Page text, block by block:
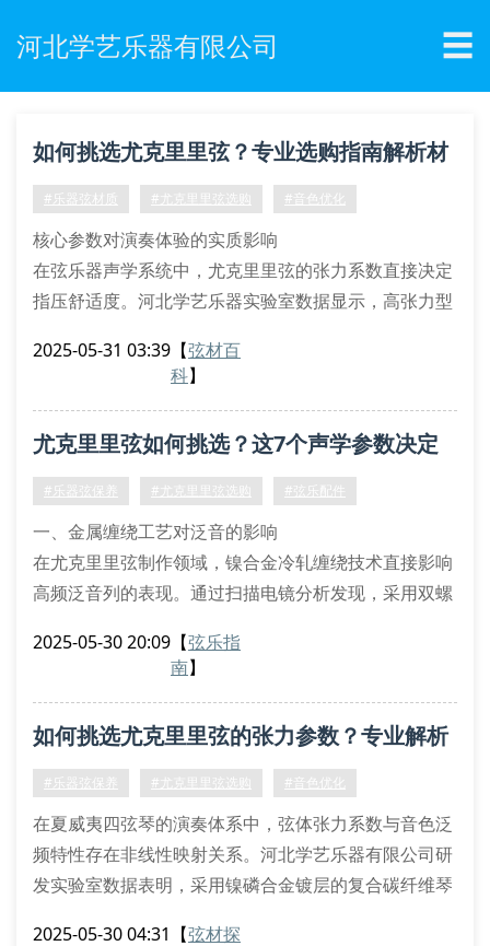
河北学艺乐器有限公司 ☰
如何挑选尤克里里弦？专业选购指南解析材
质差异
#乐器弦材质 #尤克里里弦选购 #音色优化
核心参数对演奏体验的实质影响
在弦乐器声学系统中，尤克里里弦的张力系数直接决定
指压舒适度。河北学艺乐器实验室数据显示，高张力型
23%，但需要配合琴颈曲度补偿技术使用。值得注意的
材质类型与频谱特征关联性
氟碳聚合物复合弦：在2000-4000hz频段呈现独特
2025-05-31 03:39 【弦材百
科】
尤克里里弦如何挑选？这7个声学参数决定
音色差异
#乐器弦保养 #尤克里里弦选购 #弦乐配件
一、金属缠绕工艺对泛音的影响
在尤克里里弦制作领域，镍合金冷轧缠绕技术直接影响
高频泛音列的表现。通过扫描电镜分析发现，采用双螺
度，这与磷铜材质的晶相结构密切相关。国际声学协会
二、张力系数与指板曲率匹配
专业演奏者需关注琴弦张力与指板r
2025-05-30 20:09 【弦乐指
南】
如何挑选尤克里里弦的张力参数？专业解析
材质与音色关联
#乐器弦保养 #尤克里里弦选购 #音色优化
在夏威夷四弦琴的演奏体系中，弦体张力系数与音色泛
频特性存在非线性映射关系。河北学艺乐器有限公司研
发实验室数据表明，采用镍磷合金镀层的复合碳纤维琴
2025-05-30 04:31 【弦材探